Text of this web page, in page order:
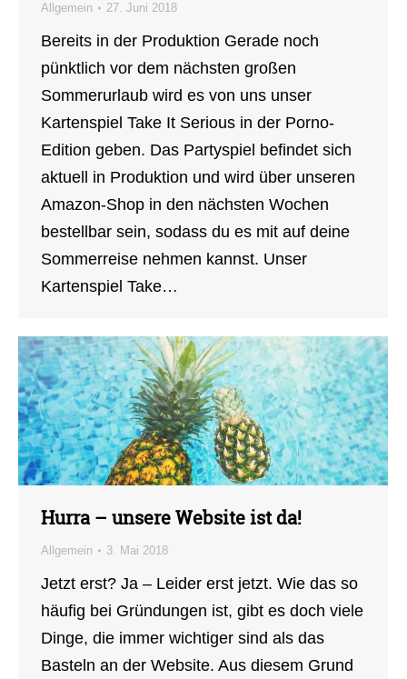
Allgemein 27. Juni 2018
Bereits in der Produktion Gerade noch
pünktlich vor dem nächsten großen
Sommerurlaub wird es von uns unser
Kartenspiel Take It Serious in der Porno-
Edition geben. Das Partyspiel befindet sich
aktuell in Produktion und wird über unseren
Amazon-Shop in den nächsten Wochen
bestellbar sein, sodass du es mit auf deine
Sommerreise nehmen kannst. Unser
Kartenspiel Take…
Hurra – unsere Website ist da!
Allgemein 3. Mai 2018
Jetzt erst? Ja – Leider erst jetzt. Wie das so
häufig bei Gründungen ist, gibt es doch viele
Dinge, die immer wichtiger sind als das
Basteln an der Website. Aus diesem Grund